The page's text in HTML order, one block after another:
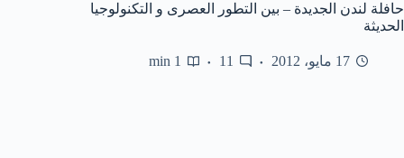
حافلة لندن الجديدة – بين التطور العصرى و التكنولوجيا
الحديثة
17 مايو، 2012 11
1 min